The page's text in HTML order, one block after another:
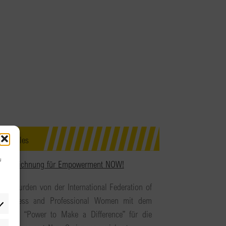
Aktuelles
Auszeichnung für Empowerment NOW!
Wir wurden von der International Federation of
Business and Professional Women mit dem
Award “Power to Make a Difference” für die